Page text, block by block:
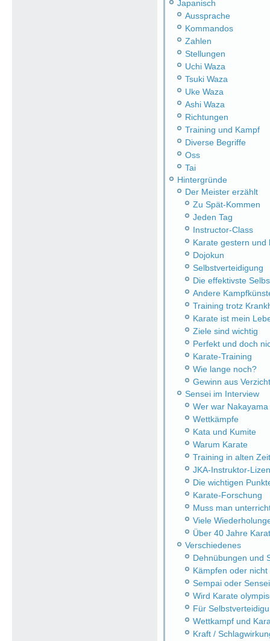
Japanisch
Aussprache
Kommandos
Zahlen
Stellungen
Uchi Waza
Tsuki Waza
Uke Waza
Ashi Waza
Richtungen
Training und Kampf
Diverse Begriffe
Oss
Tai
Hintergründe
Der Meister erzählt
Zu Spät-Kommen
Jeden Tag
Instructor-Class
Karate gestern und
Dojokun
Selbstverteidigung
Die effektivste
Andere
Training trotz
Karate ist mein
Ziele sind wichtig
Perfekt und doch
Karate-Training
Wie lange noch?
Gewinn aus Verzicht
Sensei im Interview
Wer war
Wettkämpfe
Kata und Kumite
Warum Karate
Training in alten
JKA-Instruktor-
Die wichtigen
Karate-Forschung
Muss man
Viele
Über 40 Jahre
Verschiedenes
Dehnübungen und
Kämpfen oder
Sempai oder Sensei
Wird Karate
Für
Wettkampf und
Kraft /